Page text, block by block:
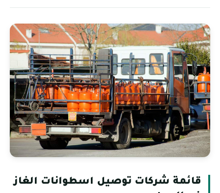
قائمة شركات توصيل اسطوانات الغاز